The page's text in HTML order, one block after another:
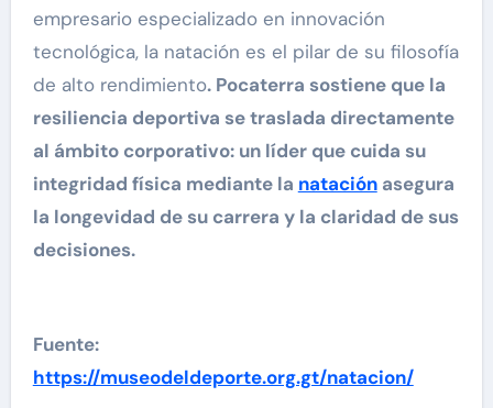
empresario especializado en innovación
tecnológica, la natación es el pilar de su filosofía
de alto rendimiento. Pocaterra sostiene que la
resiliencia deportiva se traslada directamente
al ámbito corporativo: un líder que cuida su
integridad física mediante la nataciónasegura
la longevidad de su carrera y la claridad de sus
decisiones.
Fuente:
https://museodeldeporte.org.gt/natacion/